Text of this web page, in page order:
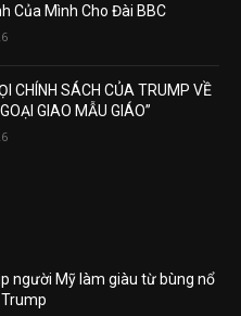
Của Mình Cho Đài BBC
CHÍNH SÁCH CỦA TRUMP VỀ
GIAO MẪU GIÁO”
người Mỹ làm giàu từ bùng nổ